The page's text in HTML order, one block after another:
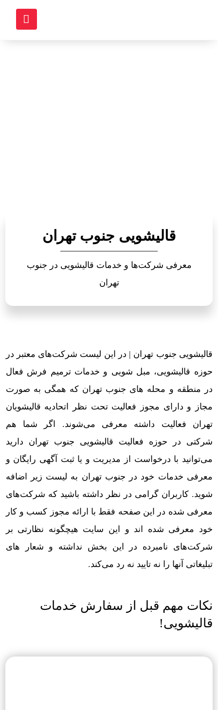
قالیشویی جنوب تهران
معرفی شرکت‌ها و خدمات قالیشویی در جنوب
تهران
قالیشویی جنوب تهران | در این لیست شرکت‌های معتبر در
حوزه قالیشویی، مبل شویی و خدمات ترمیم فرش فعال
در منطقه و محله های جنوب تهران که همگی به صورت
مجاز و دارای مجوز فعالیت تحت نظر اتحادیه قالیشویان
تهران فعالیت داشته معرفی می‌شوند. اگر شما هم
شرکتی در حوزه فعالیت قالیشویی جنوب تهران دارید
می‌توانید با درخواست از مدیریت و یا ثبت آگهی رایگان و
معرفی خدمات خود در جنوب تهران به لیست زیر اضافه
شوید. کاربران گرامی در نظر داشته باشید که شرکت‌های
معرفی شده در این صفحه فقط با ارائه مجوز کسب و کار
خود معرفی شده اند و این سایت هیچگونه نظارتی بر
شرکت‌های نامبرده در این بخش نداشته و شعار های
تبلیغاتی آنها را نه تایید نه رد می‌کند.
نکات مهم قبل از سفارش خدمات
قالیشویی!